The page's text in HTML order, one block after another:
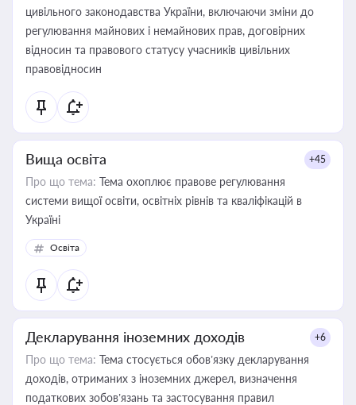
цивільного законодавства України, включаючи зміни до
регулювання майнових і немайнових прав, договірних
відносин та правового статусу учасників цивільних
правовідносин
Вища освіта +45
Про що тема: Тема охоплює правове регулювання
системи вищої освіти, освітніх рівнів та кваліфікацій в
Україні
Освіта
Декларування іноземних доходів +6
Про що тема: Тема стосується обов’язку декларування
доходів, отриманих з іноземних джерел, визначення
податкових зобов’язань та застосування правил